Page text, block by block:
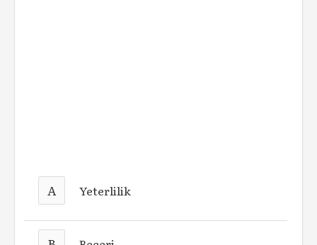
A Yeterlilik